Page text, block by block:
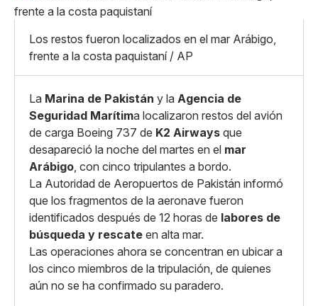
Linkedin
X
Whatsapp
Copiar enlace
Pequeño
Mediano
Grande
Los restos fueron localizados en el mar Arábigo,
frente a la costa paquistaní / AP
La Marina de Pakistán y la Agencia de
Seguridad Marítima localizaron restos del avión
de carga Boeing 737 de K2 Airways que
desapareció la noche del martes en el mar
Arábigo, con cinco tripulantes a bordo.
La Autoridad de Aeropuertos de Pakistán informó
que los fragmentos de la aeronave fueron
identificados después de 12 horas de labores de
búsqueda y rescate en alta mar.
Las operaciones ahora se concentran en ubicar a
los cinco miembros de la tripulación, de quienes
aún no se ha confirmado su paradero.